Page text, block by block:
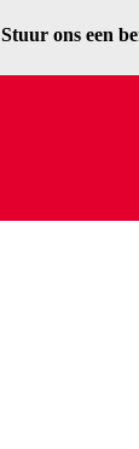
Stuur ons een